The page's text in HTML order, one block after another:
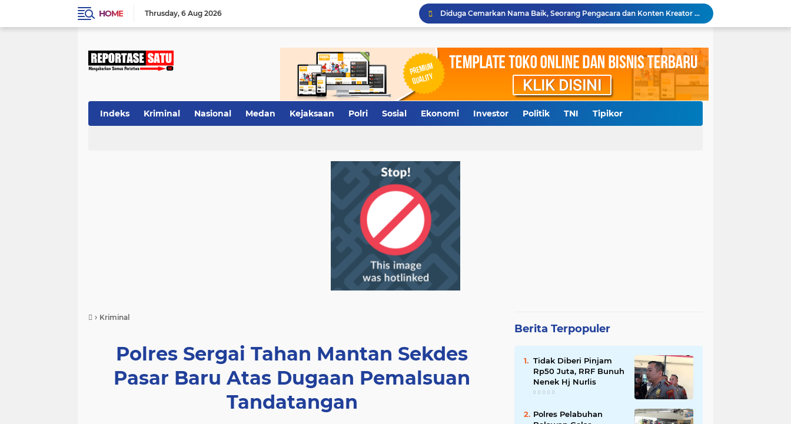
HOME Thrusday 6 Aug 2026
Polresta Deliserdang Tangkap Dua Laki-laki Pelaku Penyalahgunaan Narkoba
Terkuak, Rumah Dinas Wakil Bupati Delisedang Bukan Ditembak OTK
Aliansi Masyarakat Batak Kota Medan Laporkan Pemilik Akun Hina Suku Batak ke Polda Sumut
Diduga Langgar Putusan MA, Warga Dairi dan Kelompok Masyarakat Sipil Kecam Keras Terbitnya SKKL PT DPM
Polresta Deliserdang Tangkap 3 Kurir, Amankan 53 Kg Lebih Sabu
Tidak Diberi Pinjam Rp50 Juta, RRF Bunuh Nenek Hj Nurlis
Polda Sumut Gelar Perkara Khusus Kasus Penyerobotan Lahan Jalan Sei Belutu, Kuasa Hukum Pelapor Minta Kasus Dilanjutkan
Indeks Kriminal Nasional Medan Kejaksaan Polri Sosial Ekonomi Investor Politik TNI Tipikor
› Kriminal
Polres Sergai Tahan Mantan Sekdes
Pasar Baru Atas Dugaan Pemalsuan
Tandatangan
Berita Terpopuler
Tidak Diberi Pinjam
Rp50 Juta, RRF Bunuh
Nenek Hj Nurlis
Polres Pelabuhan